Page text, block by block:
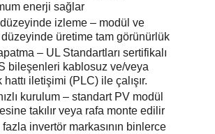
enerji sağlar
izleme – modül ve
üretime tam görünürlük
– UL Standartları sertifikalı
bileşenleri kablosuz ve/veya
hattı iletişimi (PLC) ile çalışır.
kurulum – standart PV modül
takılır veya rafa monte edilir
invertör markasının binlerce